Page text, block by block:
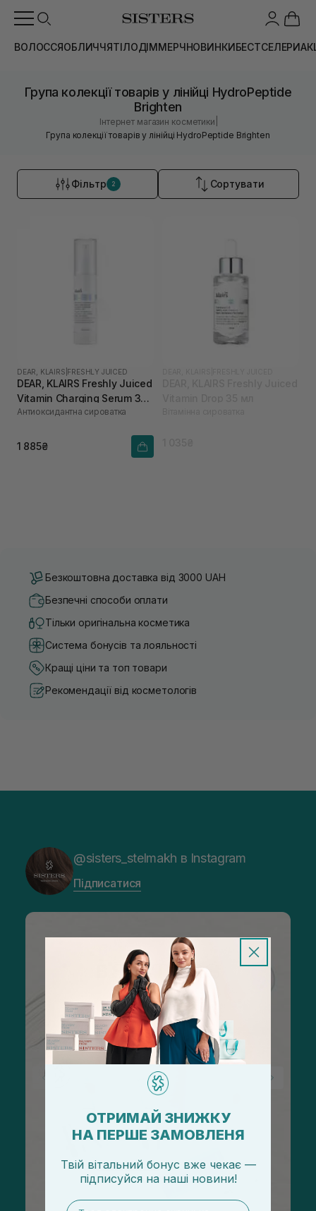
ВОЛОССЯОБЛИЧЧЯТІЛОДІММЕРЧНОВИНКИБЕСТСЕЛЕРИ
Група колекції товарів у лінійці HydroPeptide
Brighten
Інтернет магазин косметики
Група колекції товарів у лінійці HydroPeptide Brighten
Фільтр 2 Сортувати
DEAR, KLAIRS FRESHLY JUICED
DEAR, KLAIRS Freshly Juiced
Vitamin Charging Serum 30
мл
Антиоксидантна сироватка
1 885₴
Безкоштовна доставка від 3000 UAH
Безпечні способи оплати
Тільки оригінальна косметика
Система бонусів та лояльності
Кращі ціни та топ товари
Рекомендації від косметологів
@sisters_stelmakh в Instagram
Підписатися
ОТРИМАЙ ЗНИЖКУ
НА ПЕРШЕ ЗАМОВЛЕНЯ
Твій вітальний бонус вже чекає —
підписуйся на наші новини!
email